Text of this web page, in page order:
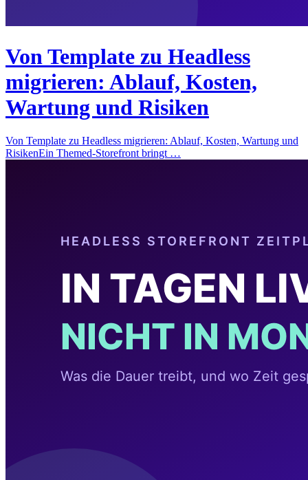
Von Template zu Headless
migrieren: Ablauf, Kosten,
Wartung und Risiken
Von Template zu Headless migrieren: Ablauf, Kosten, Wartung und
RisikenEin Themed-Storefront bringt …